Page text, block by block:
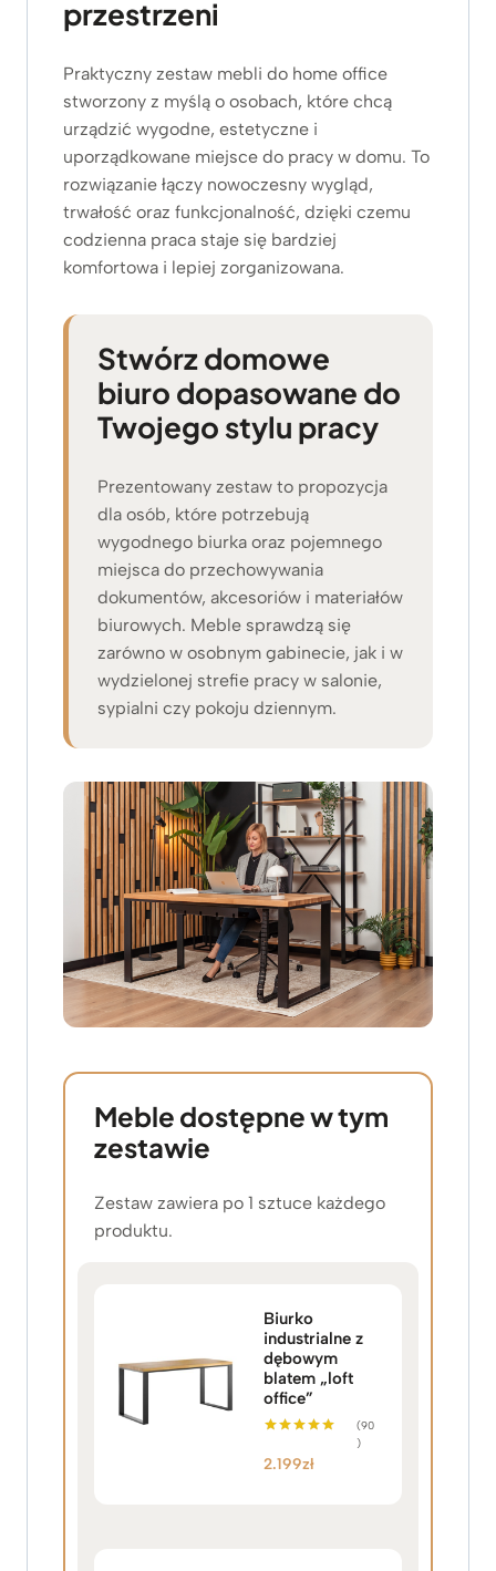
przestrzeni
Praktyczny zestaw mebli do home office
stworzony z myślą o osobach, które chcą
urządzić wygodne, estetyczne i
uporządkowane miejsce do pracy w domu. To
rozwiązanie łączy nowoczesny wygląd,
trwałość oraz funkcjonalność, dzięki czemu
codzienna praca staje się bardziej
komfortowa i lepiej zorganizowana.
Stwórz domowe
biuro dopasowane do
Twojego stylu pracy
Prezentowany zestaw to propozycja
dla osób, które potrzebują
wygodnego biurka oraz pojemnego
miejsca do przechowywania
dokumentów, akcesoriów i materiałów
biurowych. Meble sprawdzą się
zarówno w osobnym gabinecie, jak i w
wydzielonej strefie pracy w salonie,
sypialni czy pokoju dziennym.
Meble dostępne w tym
zestawie
Zestaw zawiera po 1 sztuce każdego
produktu.
Biurko
industrialne z
dębowym
blatem „loft
office”
5.00
(90
)
2.199zł